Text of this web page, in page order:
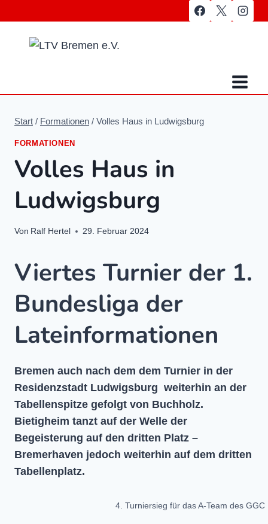
Inhalt
springen
Start / Formationen / Volles Haus in Ludwigsburg
FORMATIONEN
Volles Haus in
Ludwigsburg
Von Ralf Hertel 29. Februar 2024
Viertes Turnier der 1.
Bundesliga der
Lateinformationen
Bremen auch nach dem dem Turnier in der
Residenzstadt Ludwigsburg weiterhin an der
Tabellenspitze gefolgt von Buchholz.
Bietigheim tanzt auf der Welle der
Begeisterung auf den dritten Platz –
Bremerhaven jedoch weiterhin auf dem dritten
Tabellenplatz.
4. Turniersieg für das A-Team des